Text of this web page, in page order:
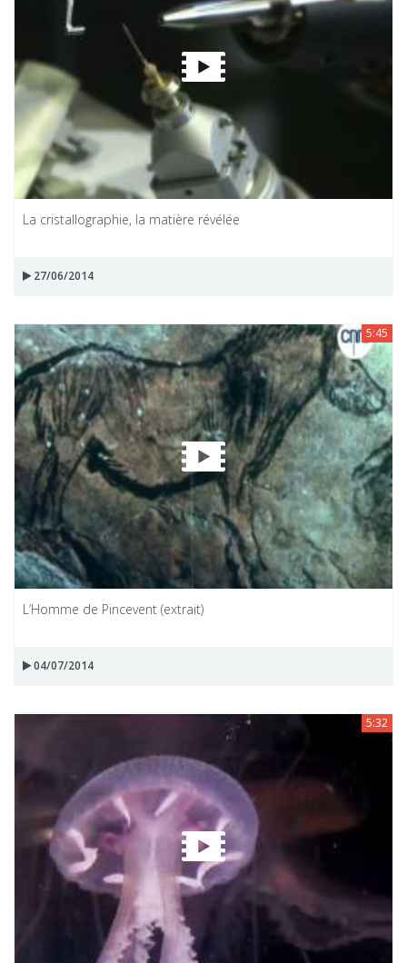
La cristallographie, la matière révélée
27/06/2014
5:45
L’Homme de Pincevent (extrait)
04/07/2014
5:32